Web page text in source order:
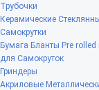
Трубочки
Керамические
Самокрутки
Бумага Бланты Pre rolled
для Самокруток
Гриндеры
Акриловые